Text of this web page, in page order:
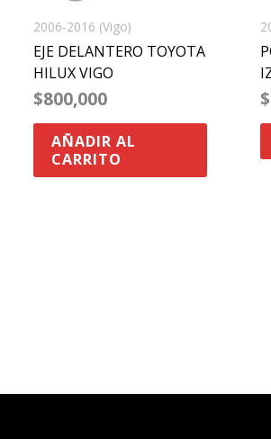
2006-2016 (Vigo)
EJE DELANTERO TOYOTA
HILUX VIGO
$800,000
AÑADIR AL
CARRITO
$